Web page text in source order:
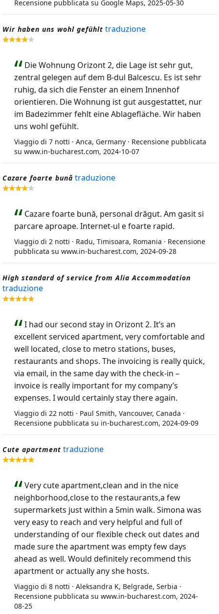
Recensione pubblicata su Google Maps, 2025-05-30
Wir haben uns wohl gefühlt traduzione
Die Wohnung Orizont 2, die Lage ist sehr gut,
zentral gelegen auf dem B-dul Balcescu. Es ist sehr
ruhig, da sich die Fenster an einem Innenhof
orientieren. Die Wohnung ist gut ausgestattet, nur
im Badezimmer fehlt eine Ablagefläche. Wir haben
uns wohl gefühlt.
Viaggio di 7 notti · Anca, Germany · Recensione pubblicata
su www.in-bucharest.com, 2024-10-07
Cazare foarte bună traduzione
Cazare foarte bună, personal drăgut. Am gasit si
parcare aproape. Internet-ul e foarte rapid.
Viaggio di 2 notti · Radu, Timisoara, Romania · Recensione
pubblicata su www.in-bucharest.com, 2024-09-28
High standard of service from Alia Accommodation
traduzione
I had our second stay in Orizont 2. It’s an
excellent serviced apartment, very comfortable and
well located, close to metro stations, buses,
restaurants and shops. The invoicing is really quick,
via email, in the same day with the check-in –
invoice is really important for my company’s
expenses. I would certainly stay there again.
Viaggio di 22 notti · Paul Smith, Vancouver, Canada ·
Recensione pubblicata su in-bucharest.com, 2024-09-09
Cute apartment traduzione
Very cute apartment,clean and in the nice
neighborhood,close to the restaurants,a few
supermarkets just within a 5min walk. Simona was
very easy to reach and very helpful and full of
understanding of our flexible check out dates and
made sure the apartment was empty few days
ahead as well. Would definitely recommend this
apartment or actually any she hosts.
Viaggio di 8 notti · Aleksandra K, Belgrade, Serbia ·
Recensione pubblicata su www.in-bucharest.com, 2024-
08-25